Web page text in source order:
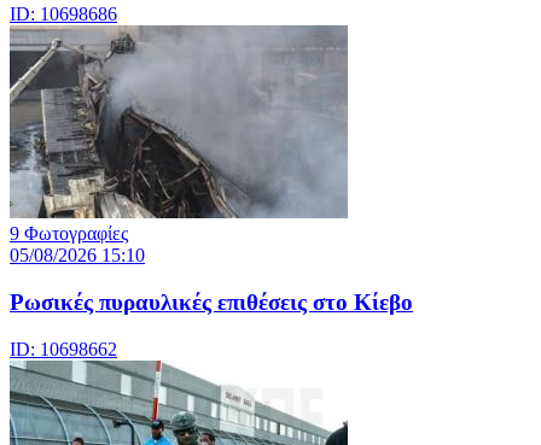
ID: 10698686
9 Φωτογραφίες
05/08/2026 15:10
Ρωσικές πυραυλικές επιθέσεις στο Κίεβο
ID: 10698662